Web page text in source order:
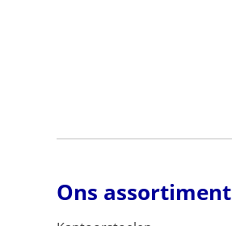
Ons assortiment